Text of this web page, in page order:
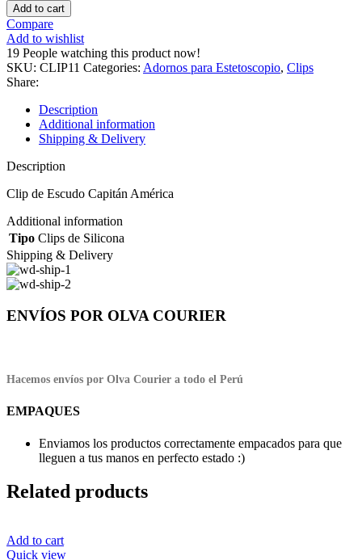
Add to cart
Compare
Add to wishlist
19 People watching this product now!
SKU: CLIP11 Categories: Adornos para Estetoscopio, Clips
Share:
Description
Additional information
Shipping & Delivery
Description
Clip de Escudo Capitán América
Additional information
Tipo Clips de Silicona
Shipping & Delivery
ENVÍOS POR OLVA COURIER
Hacemos envíos por Olva Courier a todo el Perú
EMPAQUES
Enviamos los productos correctamente empacados para que
lleguen a tus manos en perfecto estado :)
Related products
Add to cart
Quick view